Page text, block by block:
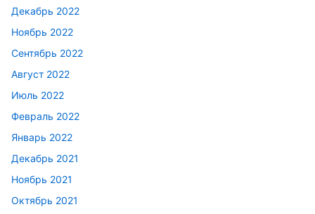
Декабрь 2022
Ноябрь 2022
Сентябрь 2022
Август 2022
Июль 2022
Февраль 2022
Январь 2022
Декабрь 2021
Ноябрь 2021
Октябрь 2021